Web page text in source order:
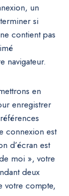
un
si
contient pas
navigateur.
en
enregistrer
connexion est
d’écran est
moi », votre
deux
votre compte,